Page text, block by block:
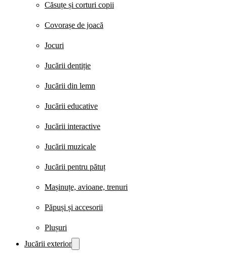
Căsuțe și corturi copii
Covorașe de joacă
Jocuri
Jucării dentiție
Jucării din lemn
Jucării educative
Jucării interactive
Jucării muzicale
Jucării pentru pătuț
Mașinuțe, avioane, trenuri
Păpuși și accesorii
Plușuri
Jucării exterior